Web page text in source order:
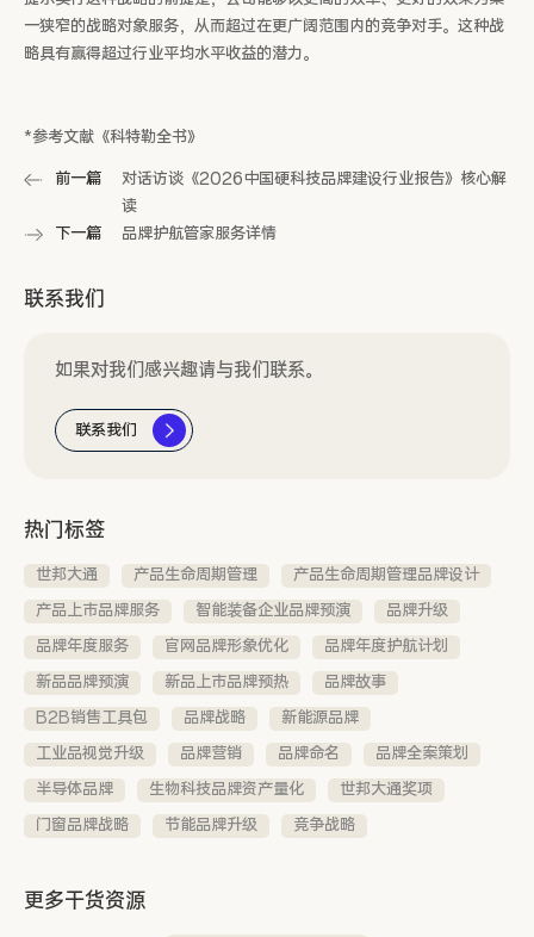
一狭窄的战略对象服务，从而超过在更广阔范围内的竞争对手。这种战
略具有赢得超过行业平均水平收益的潜力。
*参考文献《科特勒全书》
前一篇
对话访谈《2026中国硬科技品牌建设行业报告》核心解
读
下一篇
品牌护航管家服务详情
联系我们
如果对我们感兴趣请与我们联系。
联系我们
热门标签
世邦大通 产品生命周期管理
产品生命周期管理品牌设计
产品上市品牌服务
智能装备企业品牌预演
品牌升级
品牌年度服务
官网品牌形象优化
品牌年度护航计划
新品品牌预演
新品上市品牌预热
品牌故事
B2B销售工具包
品牌战略
新能源品牌
工业品视觉升级
品牌营销 品牌命名
品牌全案策划
半导体品牌
生物科技品牌资产量化
世邦大通奖项
门窗品牌战略
节能品牌升级 竞争战略
更多干货资源